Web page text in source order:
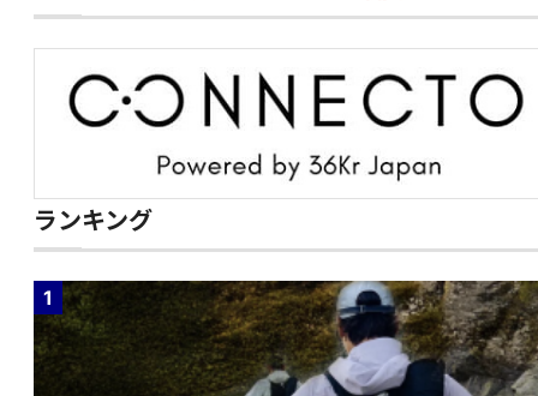
ランキング
1